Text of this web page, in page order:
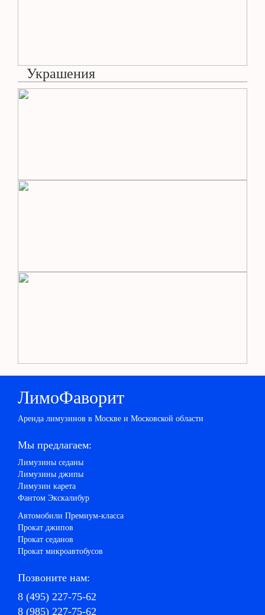
Украшения
ЛимоФаворит
Аренда лимузинов в Москве и Московской области
Мы предлагаем:
Лимузины седаны
Лимузины джипы
Лимузин карета
Фантом Экскалибур
Автомобили Премиум-класса
Прокат джипов
Прокат седанов
Прокат микроавтобусов
Позвоните нам:
8 (495) 227-75-62
8 (985) 227-75-62